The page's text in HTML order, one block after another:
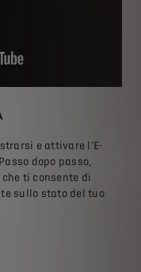
e attivare l'E-
dopo passo,
ti consente di
sullo stato del tuo